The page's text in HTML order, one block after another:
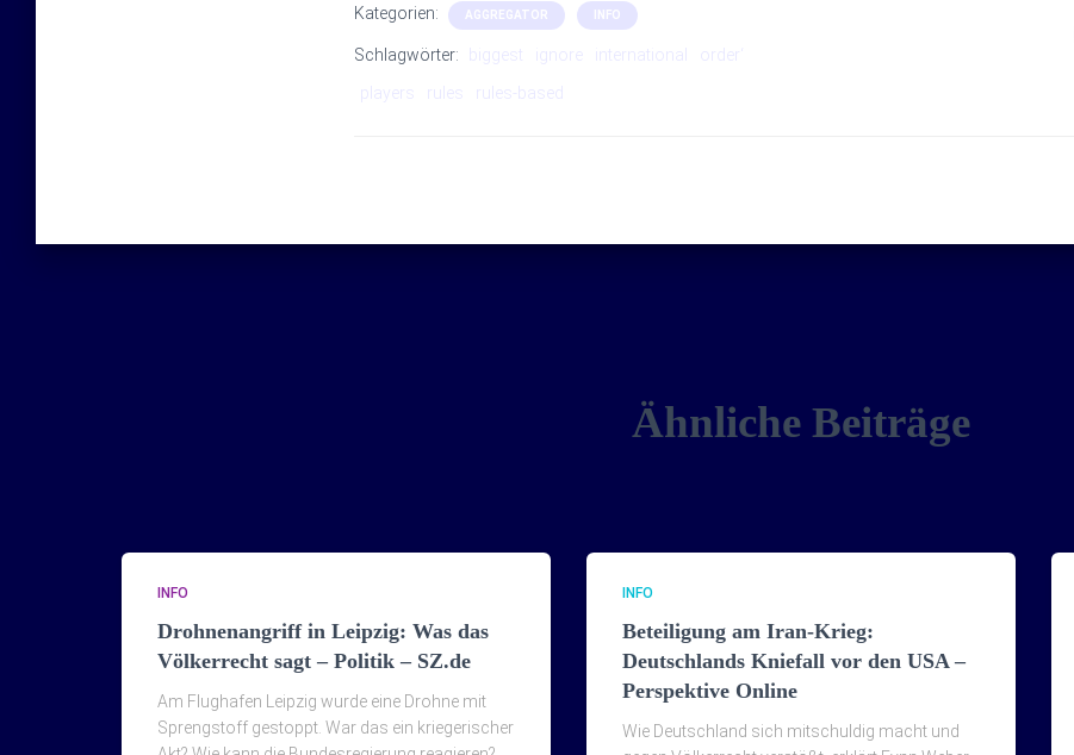
Kategorien: AGGREGATOR INFO
Schlagwörter: biggest ignore international
players
rules rules-based
Ähnliche Beiträge
INFO
Drohnenangriff in Leipzig: Was das
Völkerrecht sagt – Politik – SZ.de
Am Flughafen Leipzig wurde eine Drohne mit
Sprengstoff gestoppt. War das ein kriegerischer
INFO
Beteiligung am Iran-Krieg:
Deutschlands Kniefall vor den USA –
Perspektive Online
Wie Deutschland sich mitschuldig macht und